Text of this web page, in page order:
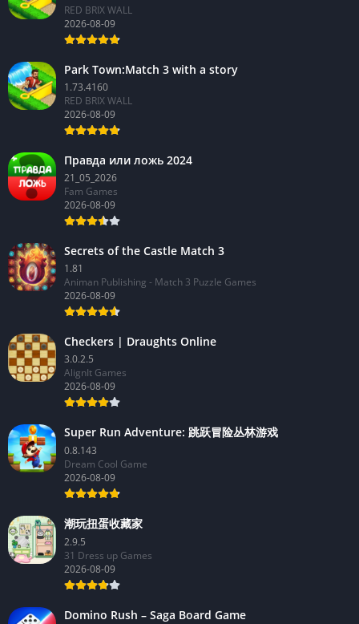
RED BRIX WALL
2026-08-09
Park Town:Match 3 with a story
1.73.4160
RED BRIX WALL
2026-08-09
Правда или ложь 2024
21_05_2026
Fam Games
2026-08-09
Secrets of the Castle Match 3
1.81
Animan Publishing - Match 3 Puzzle Games
2026-08-09
Checkers | Draughts Online
3.0.2.5
AlignIt Games
2026-08-09
Super Run Adventure: 跳跃冒险丛林游戏
0.8.143
Dream Cool Game
2026-08-09
潮玩扭蛋收藏家
2.9.5
31 Dress up Games
2026-08-09
Domino Rush – Saga Board Game